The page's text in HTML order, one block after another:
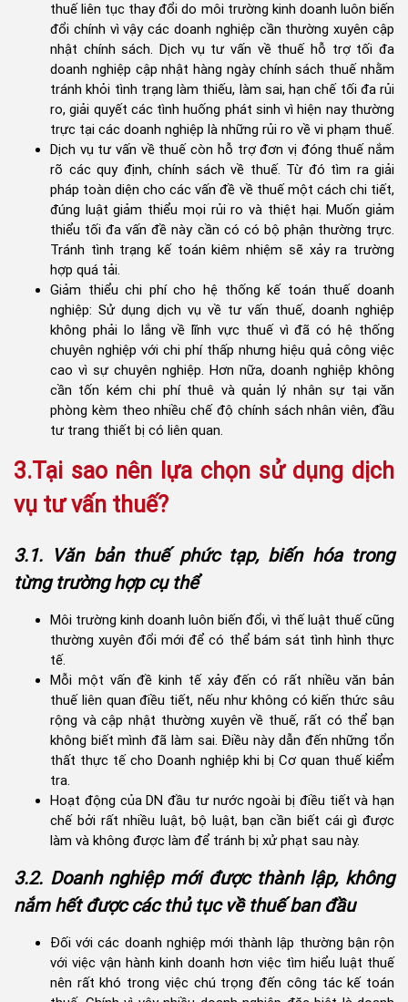
thuế liên tục thay đổi do môi trường kinh doanh luôn biến
đổi chính vì vậy các doanh nghiệp cần thường xuyên cập
nhật chính sách. Dịch vụ tư vấn về thuế hỗ trợ tối đa
doanh nghiệp cập nhật hàng ngày chính sách thuế nhằm
tránh khỏi tình trạng làm thiếu, làm sai, hạn chế tối đa rủi
ro, giải quyết các tình huống phát sinh vì hiện nay thường
trực tại các doanh nghiệp là những rủi ro về vi phạm thuế.
Dịch vụ tư vấn về thuế còn hỗ trợ đơn vị đóng thuế nắm
rõ các quy định, chính sách về thuế. Từ đó tìm ra giải
pháp toàn diện cho các vấn đề về thuế một cách chi tiết,
đúng luật giảm thiểu mọi rủi ro và thiệt hại. Muốn giảm
thiểu tối đa vấn đề này cần có có bộ phận thường trực.
Tránh tình trạng kế toán kiêm nhiệm sẽ xảy ra trường
hợp quá tải.
Giảm thiểu chi phí cho hệ thống kế toán thuế doanh
nghiệp: Sử dụng dịch vụ về tư vấn thuế, doanh nghiệp
không phải lo lắng về lĩnh vực thuế vì đã có hệ thống
chuyên nghiệp với chi phí thấp nhưng hiệu quả công việc
cao vì sự chuyên nghiệp. Hơn nữa, doanh nghiệp không
cần tốn kém chi phí thuê và quản lý nhân sự tại văn
phòng kèm theo nhiều chế độ chính sách nhân viên, đầu
tư trang thiết bị có liên quan.
3.Tại sao nên lựa chọn sử dụng dịch
vụ tư vấn thuế?
3.1. Văn bản thuế phức tạp, biến hóa trong
từng trường hợp cụ thể
Môi trường kinh doanh luôn biến đổi, vì thế luật thuế cũng
thường xuyên đổi mới để có thể bám sát tình hình thực
tế.
Mỗi một vấn đề kinh tế xảy đến có rất nhiều văn bản
thuế liên quan điều tiết, nếu như không có kiến thức sâu
rộng và cập nhật thường xuyên về thuế, rất có thể bạn
không biết mình đã làm sai. Điều này dẫn đến những tổn
thất thực tế cho Doanh nghiệp khi bị Cơ quan thuế kiểm
tra.
Hoạt động của DN đầu tư nước ngoài bị điều tiết và hạn
chế bởi rất nhiều luật, bộ luật, bạn cần biết cái gì được
làm và không được làm để tránh bị xử phạt sau này.
3.2. Doanh nghiệp mới được thành lập, không
nắm hết được các thủ tục về thuế ban đầu
Đối với các doanh nghiệp mới thành lập thường bận rộn
với việc vận hành kinh doanh hơn việc tìm hiểu luật thuế
nên rất khó trong việc chú trọng đến công tác kế toán